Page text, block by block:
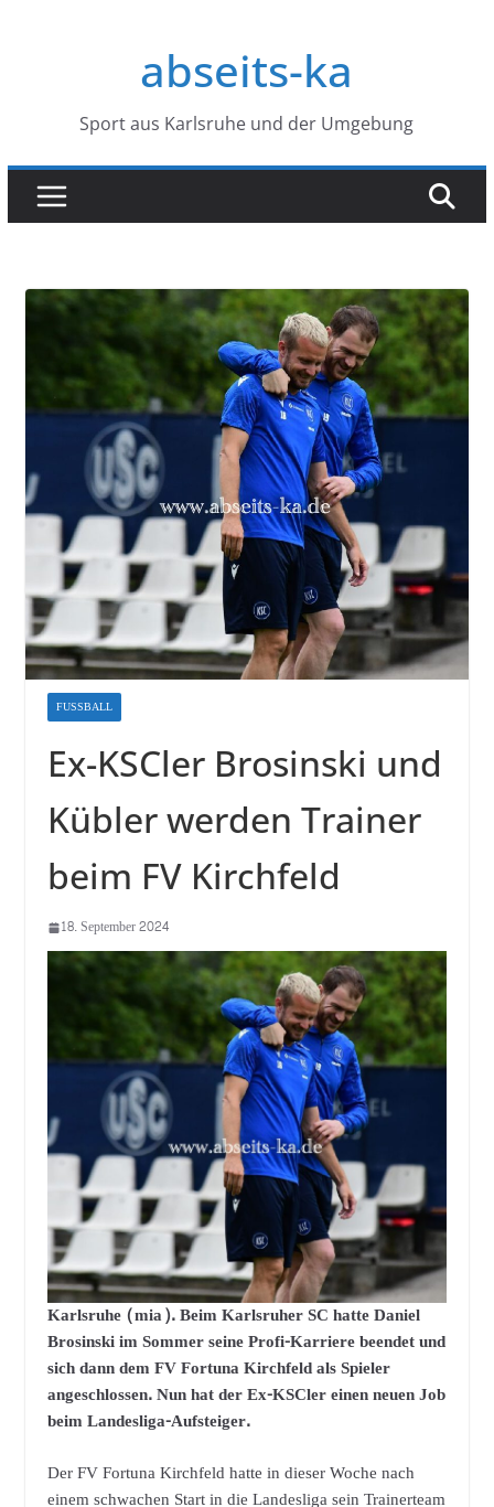
abseits-ka
Sport aus Karlsruhe und der Umgebung
FUSSBALL
Ex-KSCler Brosinski und
Kübler werden Trainer
beim FV Kirchfeld
18. September 2024
Karlsruhe (mia). Beim Karlsruher SC hatte Daniel
Brosinski im Sommer seine Profi-Karriere beendet und
sich dann dem FV Fortuna Kirchfeld als Spieler
angeschlossen. Nun hat der Ex-KSCler einen neuen Job
beim Landesliga-Aufsteiger.
Der FV Fortuna Kirchfeld hatte in dieser Woche nach
einem schwachen Start in die Landesliga sein Trainerteam